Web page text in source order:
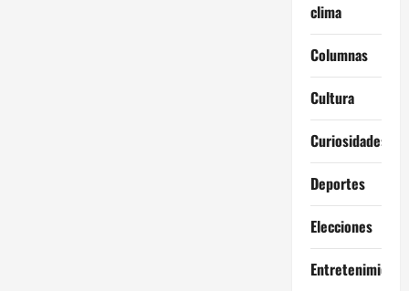
clima
Columnas
Cultura
Curiosidades
Deportes
Elecciones
Entretenimiento